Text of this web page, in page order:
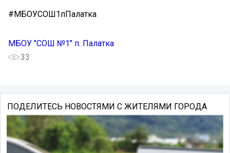
#МБОУСОШ1пПалатка
МБОУ "СОШ №1" п. Палатка
33
ПОДЕЛИТЕСЬ НОВОСТЯМИ С ЖИТЕЛЯМИ ГОРОДА